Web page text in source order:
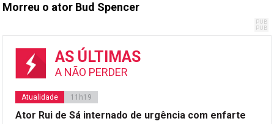
Morreu o ator Bud Spencer
AS ÚLTIMAS
A NÃO PERDER
Atualidade 11h19
Ator Rui de Sá internado de urgência com enfarte